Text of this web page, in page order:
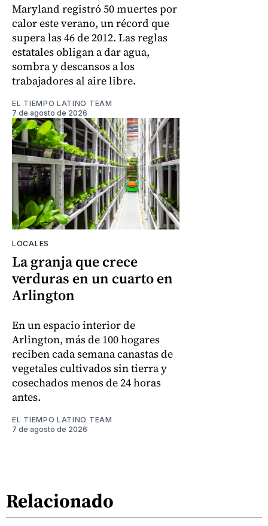
Maryland registró 50 muertes por
calor este verano, un récord que
supera las 46 de 2012. Las reglas
estatales obligan a dar agua,
sombra y descansos a los
trabajadores al aire libre.
EL TIEMPO LATINO TEAM
7 de agosto de 2026
LOCALES
La granja que crece
verduras en un cuarto en
Arlington
En un espacio interior de
Arlington, más de 100 hogares
reciben cada semana canastas de
vegetales cultivados sin tierra y
cosechados menos de 24 horas
antes.
EL TIEMPO LATINO TEAM
7 de agosto de 2026
Relacionado